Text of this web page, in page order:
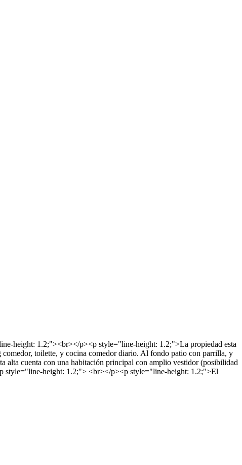
height: 1.2;"><br></p><p style="line-height: 1.2;">La propiedad esta
toilette, y cocina comedor diario. Al fondo patio con parrilla, y
cuenta con una habitación principal con amplio vestidor (posibilidad
style="line-height: 1.2;"> <br></p><p style="line-height: 1.2;">El